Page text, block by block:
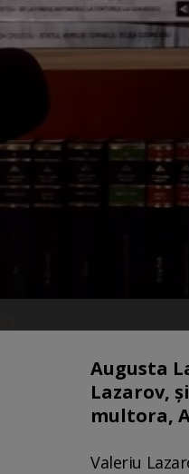
Augusta
Lazarov,
multora,
Valeriu